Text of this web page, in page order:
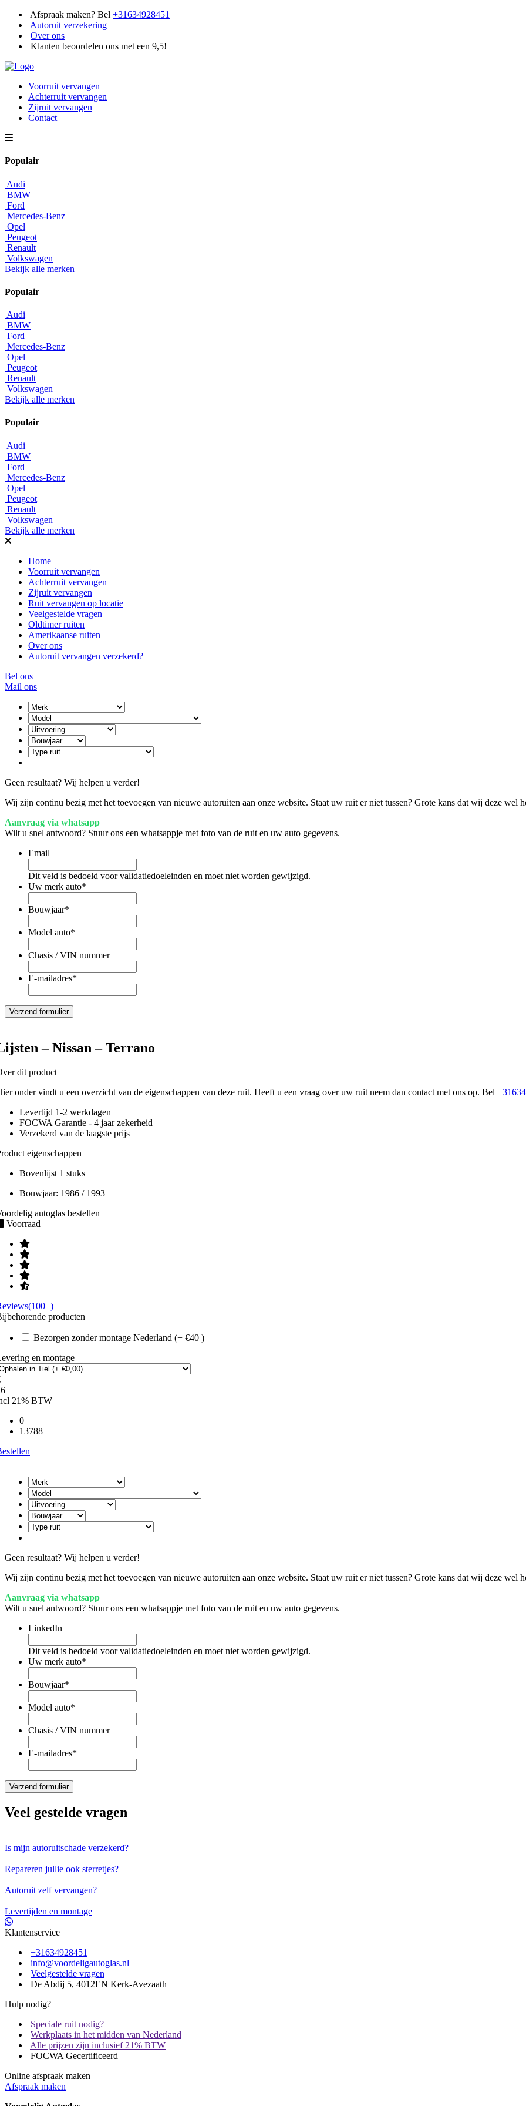
Afspraak maken? Bel +31634928451
Autoruit verzekering
Over ons
Klanten beoordelen ons met een 9,5!
Voorruit vervangen
Achterruit vervangen
Zijruit vervangen
Contact
Populair
Audi
BMW
Ford
Mercedes-Benz
Opel
Peugeot
Renault
Volkswagen
Bekijk alle merken
Populair
Audi
BMW
Ford
Mercedes-Benz
Opel
Peugeot
Renault
Volkswagen
Bekijk alle merken
Populair
Audi
BMW
Ford
Mercedes-Benz
Opel
Peugeot
Renault
Volkswagen
Bekijk alle merken
Home
Voorruit vervangen
Achterruit vervangen
Zijruit vervangen
Ruit vervangen op locatie
Veelgestelde vragen
Oldtimer ruiten
Amerikaanse ruiten
Over ons
Autoruit vervangen verzekerd?
Bel ons
Mail ons
Geen resultaat? Wij helpen u verder!
Wij zijn continu bezig met het toevoegen van nieuwe autoruiten aan onze website. Staat uw ruit er niet tussen? Grote kans dat wij deze
Aanvraag via whatsapp
Wilt u snel antwoord? Stuur ons een whatsappje met foto van de ruit en uw auto gegevens.
Email
Dit veld is bedoeld voor validatiedoeleinden en moet niet worden gewijzigd.
Uw merk auto*
Bouwjaar*
Model auto*
Chasis / VIN nummer
E-mailadres*
– Nissan – Terrano
dit product
onder vindt u een overzicht van de eigenschappen van deze ruit. Heeft u een vraag over uw ruit neem dan contact met ons op. Bel
Levertijd 1-2 werkdagen
FOCWA Garantie - 4 jaar zekerheid
Verzekerd van de laagste prijs
eigenschappen
Bovenlijst 1 stuks
Bouwjaar: 1986 / 1993
autoglas bestellen
Voorraad
producten
Bezorgen zonder montage Nederland (+ €40 )
en montage
21% BTW
0
13788
Geen resultaat? Wij helpen u verder!
Wij zijn continu bezig met het toevoegen van nieuwe autoruiten aan onze website. Staat uw ruit er niet tussen? Grote kans dat wij deze
Aanvraag via whatsapp
Wilt u snel antwoord? Stuur ons een whatsappje met foto van de ruit en uw auto gegevens.
LinkedIn
Dit veld is bedoeld voor validatiedoeleinden en moet niet worden gewijzigd.
Uw merk auto*
Bouwjaar*
Model auto*
Chasis / VIN nummer
E-mailadres*
Veel gestelde vragen
Is mijn autoruitschade verzekerd?
Repareren jullie ook sterretjes?
Autoruit zelf vervangen?
Levertijden en montage
Klantenservice
+31634928451
info@voordeligautoglas.nl
Veelgestelde vragen
De Abdij 5, 4012EN Kerk-Avezaath
Hulp nodig?
Speciale ruit nodig?
Werkplaats in het midden van Nederland
Alle prijzen zijn inclusief 21% BTW
FOCWA Gecertificeerd
Online afspraak maken
Afspraak maken